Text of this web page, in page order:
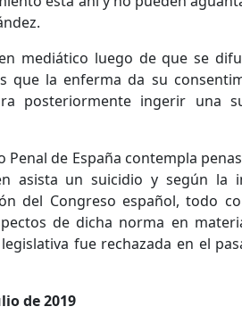
mediático luego de que se
que la enferma da su
posteriormente ingerir una
Penal de España contempla
asista un suicidio y según la
del Congreso español, todo
de dicha norma en
fue rechazada en el
de 2019